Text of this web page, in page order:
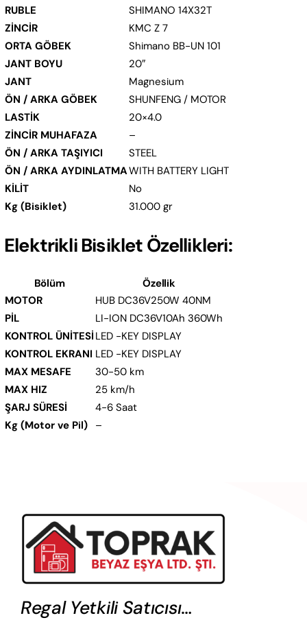
RUBLE
SHIMANO 14X32T
ZİNCİR
KMC Z 7
ORTA GÖBEK
Shimano BB-UN 101
JANT BOYU
20″
JANT
Magnesium
ÖN / ARKA GÖBEK
SHUNFENG / MOTOR
LASTİK
20×4.0
ZİNCİR MUHAFAZA
–
ÖN / ARKA TAŞIYICI
STEEL
ÖN / ARKA AYDINLATMAWITH BATTERY LIGHT
KİLİT
No
Kg (Bisiklet)
31.000 gr
Elektrikli Bisiklet Özellikleri:
Bölüm
Özellik
MOTOR
HUB DC36V250W 40NM
PİL
LI-ION DC36V10Ah 360Wh
KONTROL ÜNİTESİ LED -KEY DISPLAY
KONTROL EKRANI LED -KEY DISPLAY
MAX MESAFE
30-50 km
MAX HIZ
25 km/h
ŞARJ SÜRESİ
4-6 Saat
Kg (Motor ve Pil)
–
Regal Yetkili Satıcısı…